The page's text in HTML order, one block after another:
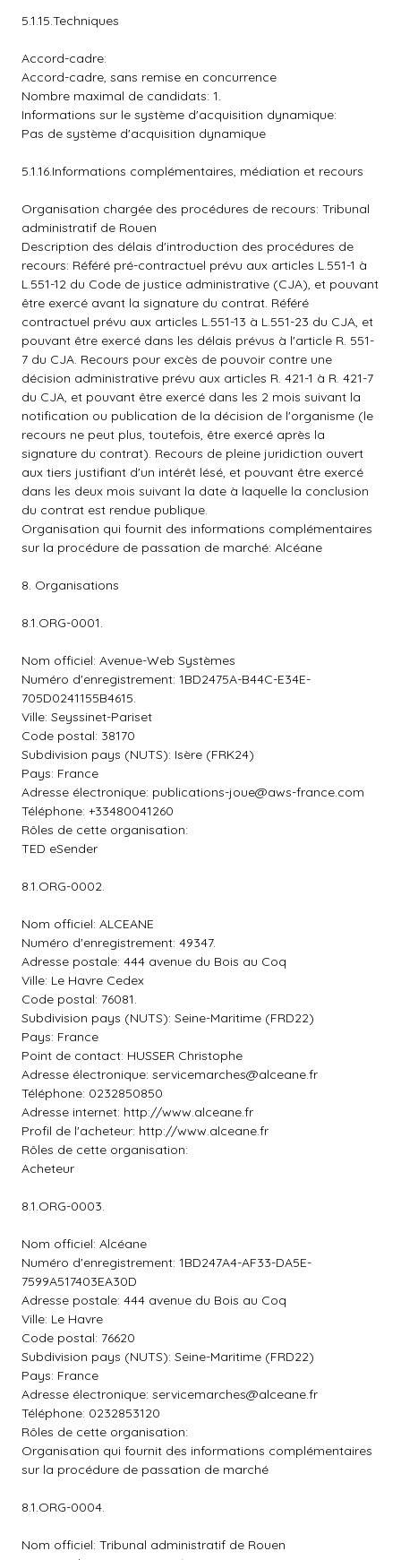
5.1.15.Techniques
Accord-cadre:
Accord-cadre, sans remise en concurrence
Nombre maximal de candidats: 1.
Informations sur le système d'acquisition dynamique:
Pas de système d'acquisition dynamique
5.1.16.Informations complémentaires, médiation et recours
Organisation chargée des procédures de recours: Tribunal
administratif de Rouen
Description des délais d'introduction des procédures de
recours: Référé pré-contractuel prévu aux articles L.551-1 à
L.551-12 du Code de justice administrative (CJA), et pouvant
être exercé avant la signature du contrat. Référé
contractuel prévu aux articles L.551-13 à L.551-23 du CJA, et
pouvant être exercé dans les délais prévus à l'article R. 551-
7 du CJA. Recours pour excès de pouvoir contre une
décision administrative prévu aux articles R. 421-1 à R. 421-7
du CJA, et pouvant être exercé dans les 2 mois suivant la
notification ou publication de la décision de l'organisme (le
recours ne peut plus, toutefois, être exercé après la
signature du contrat). Recours de pleine juridiction ouvert
aux tiers justifiant d'un intérêt lésé, et pouvant être exercé
dans les deux mois suivant la date à laquelle la conclusion
du contrat est rendue publique.
Organisation qui fournit des informations complémentaires
sur la procédure de passation de marché: Alcéane
8. Organisations
8.1.ORG-0001.
Nom officiel: Avenue-Web Systèmes
Numéro d'enregistrement: 1BD2475A-B44C-E34E-
705D0241155B4615.
Ville: Seyssinet-Pariset
Code postal: 38170
Subdivision pays (NUTS): Isère (FRK24)
Pays: France
Adresse électronique: publications-joue@aws-france.com
Téléphone: +33480041260
Rôles de cette organisation:
TED eSender
8.1.ORG-0002.
Nom officiel: ALCEANE
Numéro d'enregistrement: 49347.
Adresse postale: 444 avenue du Bois au Coq
Ville: Le Havre Cedex
Code postal: 76081.
Subdivision pays (NUTS): Seine-Maritime (FRD22)
Pays: France
Point de contact: HUSSER Christophe
Adresse électronique: servicemarches@alceane.fr
Téléphone: 0232850850
Adresse internet: http://www.alceane.fr
Profil de l'acheteur: http://www.alceane.fr
Rôles de cette organisation:
Acheteur
8.1.ORG-0003.
Nom officiel: Alcéane
Numéro d'enregistrement: 1BD247A4-AF33-DA5E-
7599A517403EA30D
Adresse postale: 444 avenue du Bois au Coq
Ville: Le Havre
Code postal: 76620
Subdivision pays (NUTS): Seine-Maritime (FRD22)
Pays: France
Adresse électronique: servicemarches@alceane.fr
Téléphone: 0232853120
Rôles de cette organisation:
Organisation qui fournit des informations complémentaires
sur la procédure de passation de marché
8.1.ORG-0004.
Nom officiel: Tribunal administratif de Rouen